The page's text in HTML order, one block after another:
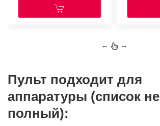
← →
Пульт подходит для
аппаратуры (список не
полный):